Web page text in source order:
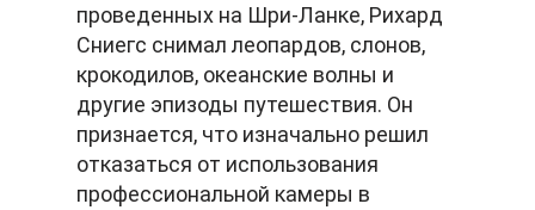
проведенных на Шри-Ланке, Рихард
Сниегс снимал леопардов, слонов,
крокодилов, океанские волны и
другие эпизоды путешествия. Он
признается, что изначально решил
отказаться от использования
профессиональной камеры в